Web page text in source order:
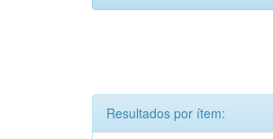
Resultados por ítem: